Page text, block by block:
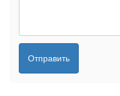
Отправить